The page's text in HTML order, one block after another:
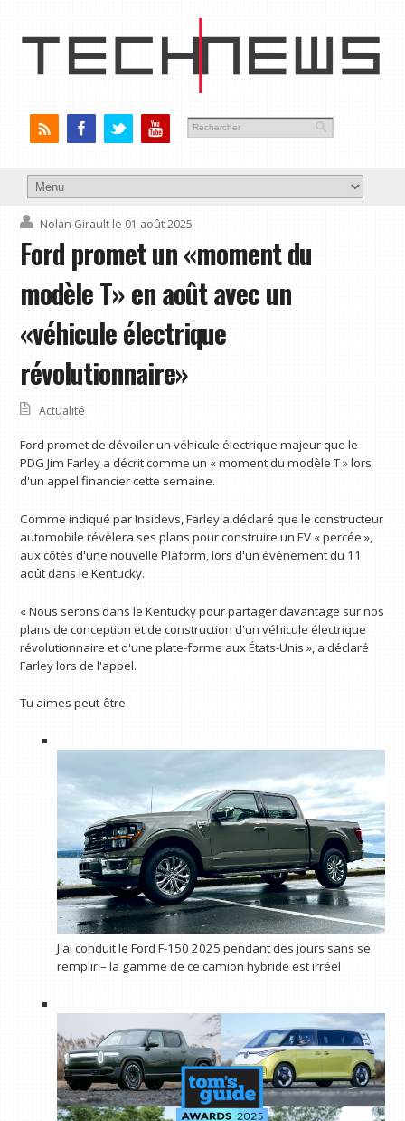
Nolan Girault le 01 août 2025
Ford promet un «moment du
modèle T» en août avec un
«véhicule électrique
révolutionnaire»
Actualité
Ford promet de dévoiler un véhicule électrique majeur que le
PDG Jim Farley a décrit comme un « moment du modèle T » lors
d'un appel financier cette semaine.
Comme indiqué par Insidevs, Farley a déclaré que le constructeur
automobile révèlera ses plans pour construire un EV « percée »,
aux côtés d'une nouvelle Plaform, lors d'un événement du 11
août dans le Kentucky.
« Nous serons dans le Kentucky pour partager davantage sur nos
plans de conception et de construction d'un véhicule électrique
révolutionnaire et d'une plate-forme aux États-Unis », a déclaré
Farley lors de l'appel.
Tu aimes peut-être
J'ai conduit le Ford F-150 2025 pendant des jours sans se
remplir – la gamme de ce camion hybride est irréel